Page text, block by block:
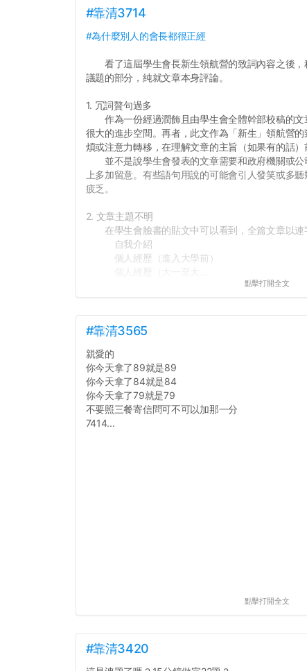
#靠清3714
#為什麼別人的會長都很正經
看了這屆學生會長新生領航營的致詞內容之後，
議題的部分，純就文章本身評論。
1. 冗詞贅句過多
作為一份經過潤飾且由學生會全體幹部校稿的文
很大的進步空間。再者，此文作為「新生」領航營
煩或注意力轉移，在理解文章的主旨（如果有的話）
並不是說學生會發表的文章需要和政府機關或公
上多加留意。有些語句用說的可能會引人發笑或多
疲乏。
2. 文章主題不明
在學生會臉書的貼文中可以看到，全篇文章以連
自我介紹
個人經歷（進入大學前）
點擊打開全文
#靠清3565
親愛的
你今天拿了89就是89
你今天拿了84就是84
你今天拿了79就是79
不要照三餐寄信問可不可以加那一分
7414...
點擊打開全文
#靠清3420